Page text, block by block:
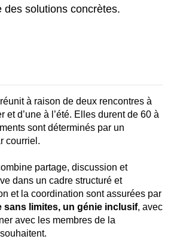
des solutions concrètes.
à raison de deux rencontres à
et d’une à l’été. Elles durent de 60 à
sont déterminés par un
courriel.
partage, discussion et
dans un cadre structuré et
et la coordination sont assurées par
sans limites, un génie inclusif, avec
avec les membres de la